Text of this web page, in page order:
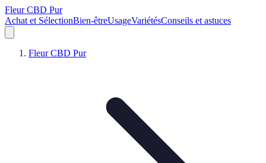
Fleur CBD Pur
Achat et SélectionBien-êtreUsageVariétésConseils et astuces
Fleur CBD Pur